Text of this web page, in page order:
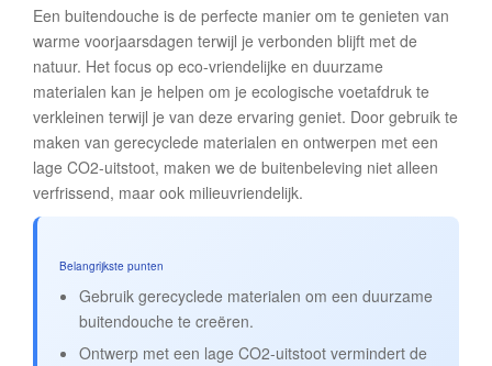
Een buitendouche is de perfecte manier om te genieten van
warme voorjaarsdagen terwijl je verbonden blijft met de
natuur. Het focus op eco-vriendelijke en duurzame
materialen kan je helpen om je ecologische voetafdruk te
verkleinen terwijl je van deze ervaring geniet. Door gebruik te
maken van gerecyclede materialen en ontwerpen met een
lage CO2-uitstoot, maken we de buitenbeleving niet alleen
verfrissend, maar ook milieuvriendelijk.
Belangrijkste punten
Gebruik gerecyclede materialen om een duurzame
buitendouche te creëren.
Ontwerp met een lage CO2-uitstoot vermindert de